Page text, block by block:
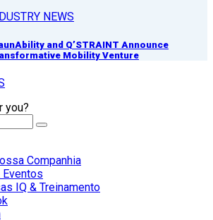
NEWS
and Q’STRAINT Announce
Mobility Venture
you?
Companhia
Eventos
IQ & Treinamento